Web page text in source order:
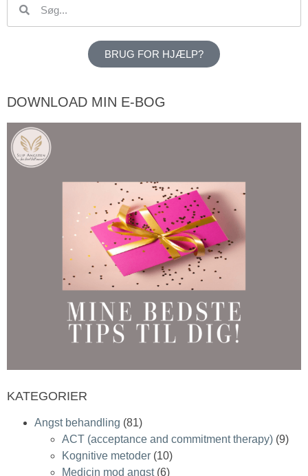
BRUG FOR HJÆLP?
DOWNLOAD MIN E-BOG
KATEGORIER
Angst behandling (81)
ACT (acceptance and commitment therapy) (9)
Kognitive metoder (10)
Medicin mod angst(6)